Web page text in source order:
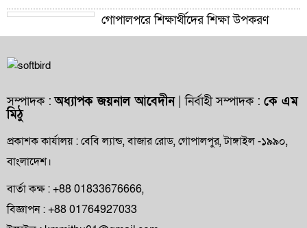
গোপালপুরে শিক্ষার্থীদের শিক্ষা উপকরণ
বিতরণ ও শ্রেষ্ঠ প্রধান শিক্ষকদের সংবর্ধনা
দুর্নীতি ও অনিয়মের অভিযোগ
অফিসারের বিদায় সংবর্ধনা
গোপালপুর প্রেসক্লাবের সংবাদকর্মীদের সঙ্গে
সম্পাদক :অধ্যাপক জয়নাল আবেদীন| নির্বাহী সম্পাদক : কে এম
মিঠু
প্রকাশক কার্যালয় : বেবি ল্যান্ড, বাজার রোড, গোপালপুর, টাঙ্গাইল -১৯৯০,
বাংলাদেশ।
বার্তা কক্ষ : +88 01833676666,
বিজ্ঞাপন : +88 01764927033